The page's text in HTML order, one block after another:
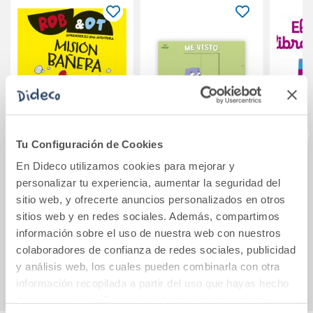
Tu Configuración de Cookies
En Dideco utilizamos cookies para mejorar y
personalizar tu experiencia, aumentar la seguridad del
sitio web, y ofrecerte anuncios personalizados en otros
sitios web y en redes sociales. Además, compartimos
información sobre el uso de nuestra web con nuestros
colaboradores de confianza de redes sociales, publicidad
y análisis web, los cuales pueden combinarla con otra
información recopilada a partir del uso que hayas hecho
Misión bañera
8,50€
Comprar
Me visto
14,20€
Comprar